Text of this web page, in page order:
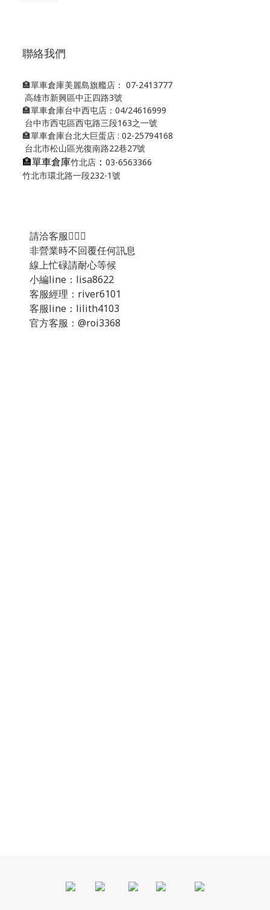
聯絡我們
🏣單車倉庫美麗島旗艦店： 07-2413777
高雄市新興區中正四路3號
🏣單車倉庫台中西屯店：04/24616999
台中市西屯區西屯路三段163之一號
🏣單車倉庫台北大巨蛋店 : 02-25794168
台北市松山區光復南路22巷27號
🏣單車倉庫竹北店 ： 03-6563366
竹北市環北路一段232-1號
請洽客服💁🏻‍♂️
非營業時不回覆任何訊息
線上忙碌請耐心等候
小編line：lisa8622
客服經理：river6101
客服line：lilith4103
官方客服：@roi3368